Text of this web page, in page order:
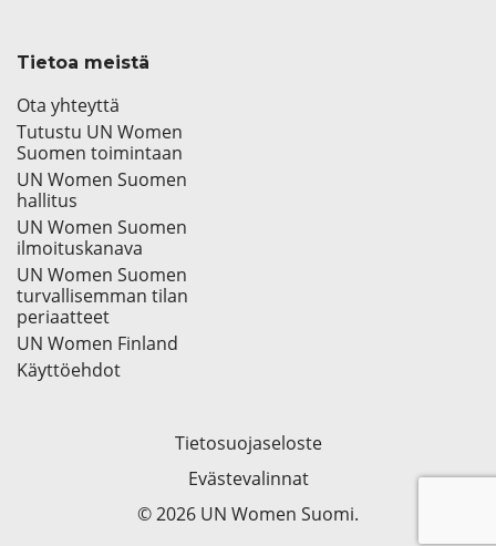
Tietoa meistä
Ota yhteyttä
Tutustu UN Women
Suomen toimintaan
UN Women Suomen
hallitus
UN Women Suomen
ilmoituskanava
UN Women Suomen
turvallisemman tilan
periaatteet
UN Women Finland
Käyttöehdot
Tietosuojaseloste
Evästevalinnat
© 2026 UN Women Suomi.